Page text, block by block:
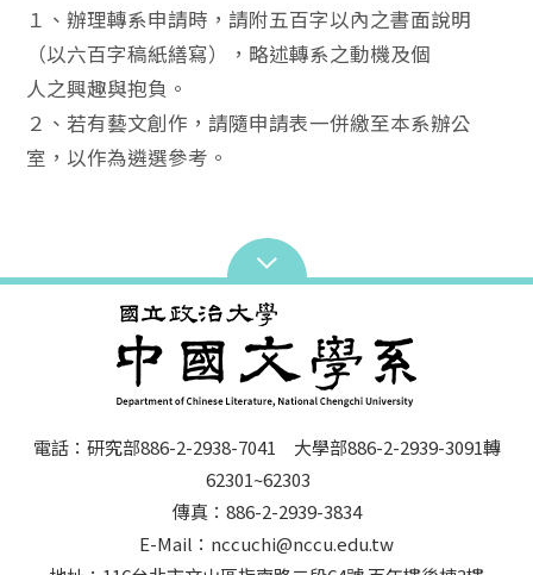
１、辦理轉系申請時，請附五百字以內之書面說明
（以六百字稿紙繕寫），略述轉系之動機及個
人之興趣與抱負。
２、若有藝文創作，請隨申請表一併繳至本系辦公
室，以作為遴選參考。
電話：研究部886-2-2938-7041 大學部886-2-2939-3091轉
62301~62303
傳真：886-2-2939-3834
E-Mail：nccuchi@nccu.edu.tw